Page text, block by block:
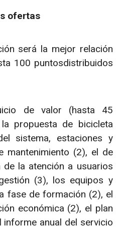
ofertas
será la mejor relación
100 puntosdistribuidos
de valor (hasta 45
propuesta de bicicleta
sistema, estaciones y
mantenimiento (2), el de
la atención a usuarios
(3), los equipos y
fase de formación (2), el
económica (2), el plan
anual del servicio